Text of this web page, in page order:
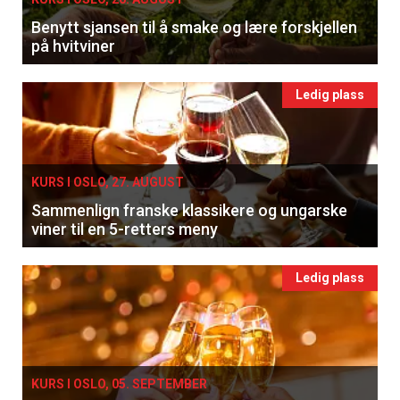
Benytt sjansen til å smake og lære forskjellen
på hvitviner
Ledig plass
KURS I OSLO, 27. AUGUST
Sammenlign franske klassikere og ungarske
viner til en 5-retters meny
Ledig plass
KURS I OSLO, 05. SEPTEMBER